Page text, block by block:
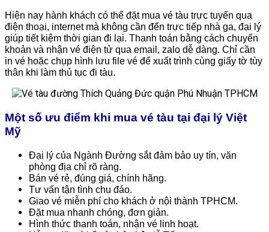
Hiện nay hành khách có thể đặt mua vé tàu trực tuyến qua
điện thoại, internet mà không cần đến trực tiếp nhà ga, đại lý
giúp tiết kiệm thời gian đi lại. Thanh toán bằng cách chuyển
khoản và nhận vé điện tử qua email, zalo dễ dàng. Chỉ cần
in vé hoặc chụp hình lưu file vé để xuất trình cùng giấy tờ tùy
thân khi làm thủ tục đi tàu.
Một số ưu điểm khi mua vé tàu tại đại lý Việt
Mỹ
Đại lý của Ngành Đường sắt đảm bảo uy tín, văn
phòng địa chỉ rõ ràng.
Bán vé rẻ, đúng giá, chính hãng.
Tư vấn tận tình chu đáo.
Giao vé miễn phí cho khách ở nội thành TPHCM.
Đặt mua nhanh chóng, đơn giản.
Hình thức thanh toán, nhận vé linh hoạt.